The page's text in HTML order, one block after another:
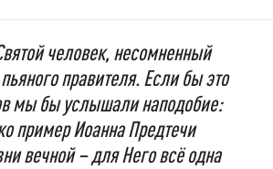
человек, несомненный
правителя. Если бы это
мы бы услышали наподобие:
пример Иоанна Предтечи
вечной – для Него всё одна